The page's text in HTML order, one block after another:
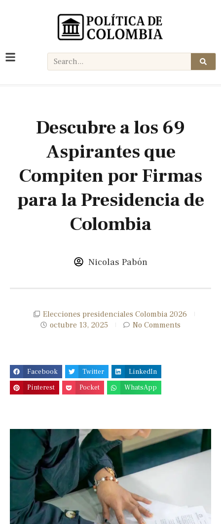
Descubre a los 69
Aspirantes que
Compiten por Firmas
para la Presidencia de
Colombia
Nicolas Pabón
Elecciones presidenciales Colombia 2026
octubre 13, 2025
No Comments
Facebook Twitter
LinkedIn
Pinterest
Pocket WhatsApp